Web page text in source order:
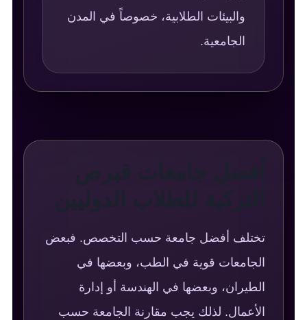
والبيئات الطلابية، خصوصاً في المدن
الجامعية.
تختلف أفضل جامعة حسب التخصص. فبعض
الجامعات قوية في الطب، وبعضها في
الطيران، وبعضها في الهندسة أو إدارة
الأعمال. لذلك يجب مقارنة الجامعة حسب